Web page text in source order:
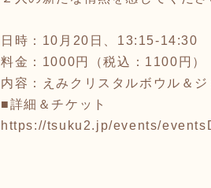
日時：10月20日、13:15-14:30
料金：1000円（税込：1100円）
内容：えみクリスタルボウル＆ジ
■詳細＆チケット
https://tsuku2.jp/events/